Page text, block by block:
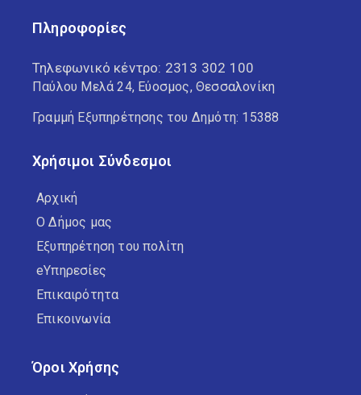
Πληροφορίες
Τηλεφωνικό κέντρο: 2313 302 100
Παύλου Μελά 24, Εύοσμος, Θεσσαλονίκη
Γραμμή Εξυπηρέτησης του Δημότη: 15388
Χρήσιμοι Σύνδεσμοι
Αρχική
Ο Δήμος μας
Εξυπηρέτηση του πολίτη
eΥπηρεσίες
Επικαιρότητα
Επικοινωνία
Όροι Χρήσης